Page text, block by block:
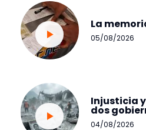
La
05/08/2026
Injusticia
dos
04/08/2026